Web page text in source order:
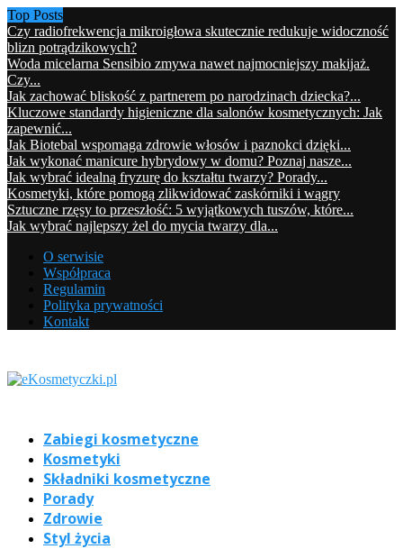
Top Posts
Czy radiofrekwencja mikroigłowa skutecznie redukuje widoczność
blizn potrądzikowych?
Woda micelarna Sensibio zmywa nawet najmocniejszy makijaż.
Czy...
Jak zachować bliskość z partnerem po narodzinach dziecka?...
Kluczowe standardy higieniczne dla salonów kosmetycznych: Jak
zapewnić...
Jak Biotebal wspomaga zdrowie włosów i paznokci dzięki...
Jak wykonać manicure hybrydowy w domu? Poznaj nasze...
Jak wybrać idealną fryzurę do kształtu twarzy? Porady...
Kosmetyki, które pomogą zlikwidować zaskórniki i wągry
Sztuczne rzęsy to przeszłość: 5 wyjątkowych tuszów, które...
Jak wybrać najlepszy żel do mycia twarzy dla...
O serwisie
Współpraca
Regulamin
Polityka prywatności
Kontakt
Zabiegi kosmetyczne
Kosmetyki
Składniki kosmetyczne
Porady
Zdrowie
Styl życia